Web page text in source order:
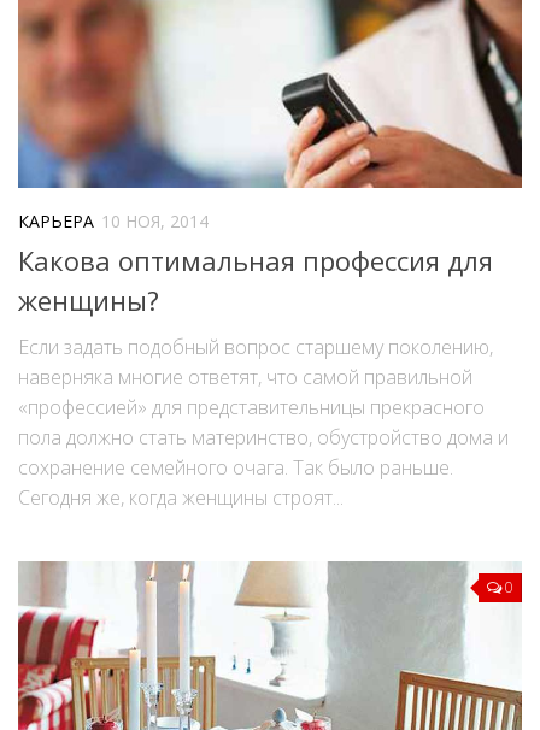
КАРЬЕРА 10 НОЯ, 2014
Какова оптимальная профессия для
женщины?
Если задать подобный вопрос старшему поколению,
наверняка многие ответят, что самой правильной
«профессией» для представительницы прекрасного
пола должно стать материнство, обустройство дома и
сохранение семейного очага. Так было раньше.
Сегодня же, когда женщины строят...
0